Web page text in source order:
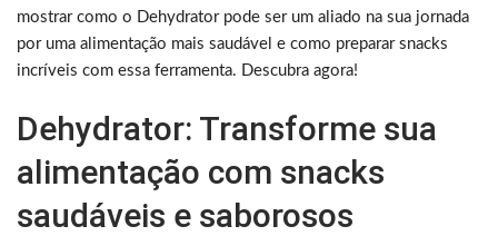
mostrar como o Dehydrator pode ser um aliado na sua jornada
por uma alimentação mais saudável e como preparar snacks
incríveis com essa ferramenta. Descubra agora!
Dehydrator: Transforme sua
alimentação com snacks
saudáveis e saborosos